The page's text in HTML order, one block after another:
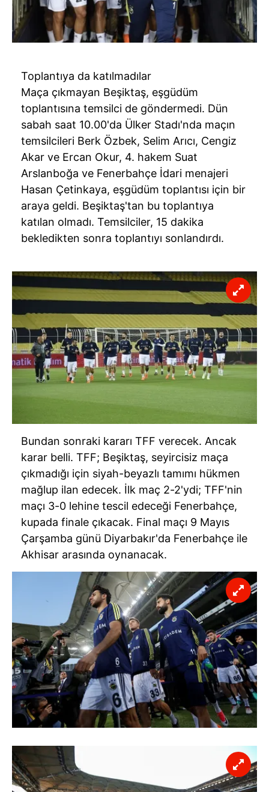
Toplantıya da katılmadılar
Maça çıkmayan Beşiktaş, eşgüdüm
toplantısına temsilci de göndermedi. Dün
sabah saat 10.00'da Ülker Stadı'nda maçın
temsilcileri Berk Özbek, Selim Arıcı, Cengiz
Akar ve Ercan Okur, 4. hakem Suat
Arslanboğa ve Fenerbahçe İdari menajeri
Hasan Çetinkaya, eşgüdüm toplantısı için bir
araya geldi. Beşiktaş'tan bu toplantıya
katılan olmadı. Temsilciler, 15 dakika
bekledikten sonra toplantıyı sonlandırdı.
Bundan sonraki kararı TFF verecek. Ancak
karar belli. TFF; Beşiktaş, seyircisiz maça
çıkmadığı için siyah-beyazlı tamımı hükmen
mağlup ilan edecek. İlk maç 2-2'ydi; TFF'nin
maçı 3-0 lehine tescil edeceği Fenerbahçe,
kupada finale çıkacak. Final maçı 9 Mayıs
Çarşamba günü Diyarbakır'da Fenerbahçe ile
Akhisar arasında oynanacak.